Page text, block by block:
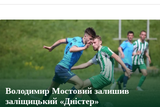
Володимир Мостовий залишив
заліщицький «Дністер»